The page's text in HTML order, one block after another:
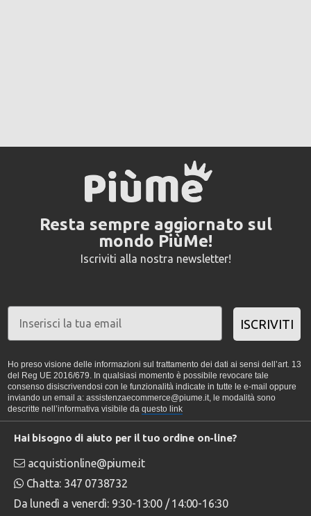
Resta sempre aggiornato sul
mondo PiùMe!
Iscriviti alla nostra newsletter!
ISCRIVITI
Ho preso visione delle informazioni sul trattamento dei dati ai sensi dell’art. 13
del Reg UE 2016/679. In qualsiasi momento è possibile revocare tale
consenso disiscrivendosi con le funzionalità indicate in tutte le e-mail oppure
inviando un email a: assistenzaecommerce@piume.it, le modalità sono
descritte nell’informativa visibile da questo link
Hai bisogno di aiuto per il tuo ordine on-line?
acquistionline@piume.it
Chatta: 347 0738732
Da lunedì a venerdì: 9:30-13:00 / 14:00-16:30